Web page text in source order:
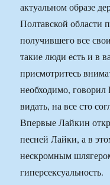
актуальном образе
Полтавской области
получившего все
такие люди есть и в
присмотритесь
необходимо,
видать, на все сто
Впервые Лайкин
песней Лайки, а в
нескромным
гиперсексуальность.